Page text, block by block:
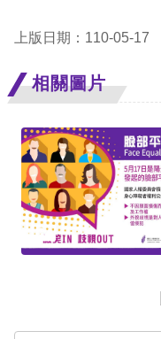
業
心
人
權
公
約
上版日期：110-05-17
相關圖片